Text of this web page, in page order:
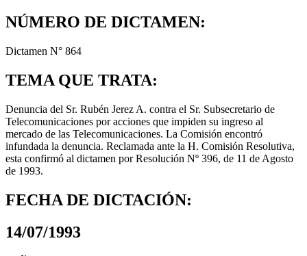
NÚMERO DE DICTAMEN:
Dictamen N° 864
TEMA QUE TRATA:
Denuncia del Sr. Rubén Jerez A. contra el Sr. Subsecretario de
Telecomunicaciones por acciones que impiden su ingreso al
mercado de las Telecomunicaciones. La Comisión encontró
infundada la denuncia. Reclamada ante la H. Comisión Resolutiva,
esta confirmó al dictamen por Resolución Nº 396, de 11 de Agosto
de 1993.
FECHA DE DICTACIÓN:
14/07/1993